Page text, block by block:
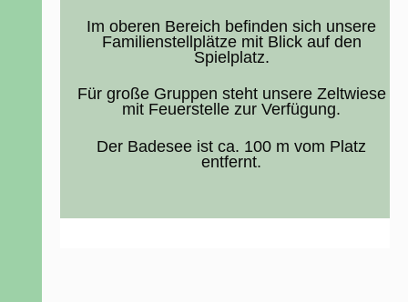
Im oberen Bereich befinden sich unsere
Familienstellplätze mit Blick auf den
Spielplatz.
Für große Gruppen steht unsere Zeltwiese
mit Feuerstelle zur Verfügung.
Der Badesee ist ca. 100 m vom Platz
entfernt.